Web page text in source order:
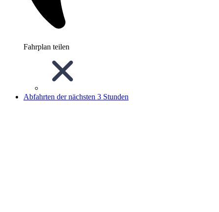
Fahrplan teilen
Abfahrten der nächsten 3 Stunden